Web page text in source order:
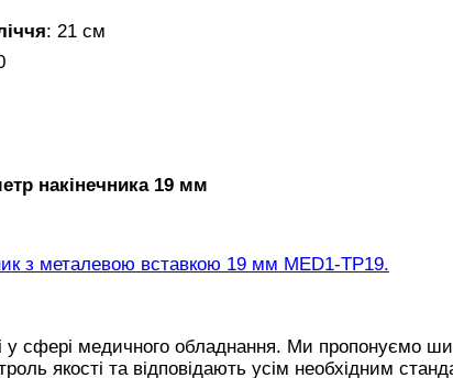
: 21 см
накінечника 19 мм
з металевою вставкою 19 мм MED1-TP19.
у сфері медичного обладнання. Ми пропонуємо
якості та відповідають усім необхідним